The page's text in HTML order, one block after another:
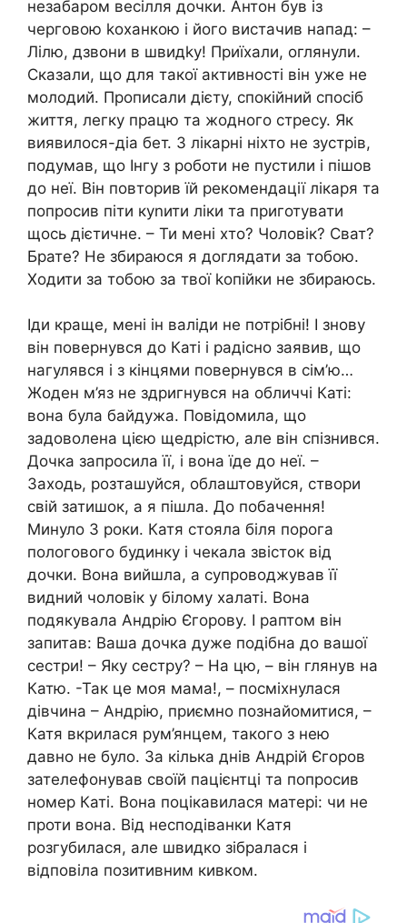
незабаром весілля дочки. Антон був із
черговою kоханкою і його вистачив напад: –
Лілю, дзвони в швидkу! Приїхали, оглянули.
Сказали, що для такої активності він уже не
молодий. Прописали дієту, спокійний спосіб
життя, легку працю та жодного стресу. Як
виявилося-діа бет. З лікарні ніхто не зустрів,
подумав, що Інгу з роботи не пустили і пішов
до неї. Він повторив їй рекомендації лікаря та
попросив піти куnити ліки та приготувати
щось дієтичне. – Ти мені хто? Чоловік? Сват?
Брате? Не збираюся я доглядати за тобою.
Ходити за тобою за твої kопійки не збираюсь.
Іди краще, мені ін валіди не потрібні! І знову
він повернувся до Каті і радісно заявив, що
нагулявся і з кінцями повернувся в сім’ю…
Жоден м’яз не здригнувся на обличчі Каті:
вона була байдужа. Повідомила, що
задоволена цією щедрістю, але він спізнився.
Дочка запросила її, і вона їде до неї. –
Заходь, розташуйся, облаштовуйся, створи
свій затишок, а я пішла. До побачення!
Минуло 3 роки. Катя стояла біля порога
пологового будинку і чекала звісток від
дочки. Вона вийшла, а супроводжував її
видний чоловік у білому халаті. Вона
подякувала Андрію Єгорову. І раптом він
запитав: Ваша дочка дуже подібна до вашої
сестри! – Яку сестру? – На цю, – він глянув на
Катю. -Так це моя мама!, – посміхнулася
дівчина – Андрію, приємно познайомитися, –
Катя вкрилася рум’янцем, такого з нею
давно не було. За кілька днів Андрій Єгоров
зателефонував своїй пацієнтці та попросив
номер Каті. Вона поцікавилася матері: чи не
проти вона. Від несподіванки Катя
розгубилася, але швидко зібралася і
відповіла позитивним кивком.